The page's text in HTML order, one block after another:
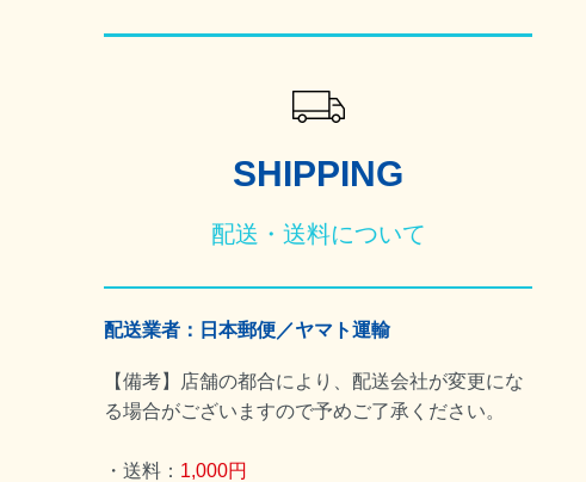
SHIPPING
配送・送料について
配送業者：日本郵便／ヤマト運輸
【備考】店舗の都合により、配送会社が変更にな
る場合がございますので予めご了承ください。
・送料： 1,000円